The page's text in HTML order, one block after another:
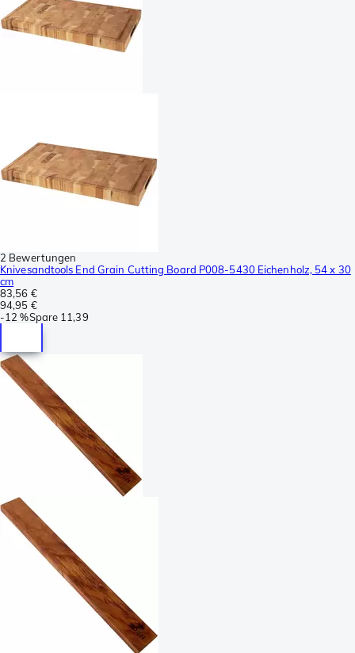
2 Bewertungen
Knivesandtools End Grain Cutting Board P008-5430 Eichenholz, 54 x 30
cm
83,56 €
94,95 €
-12 %Spare 11,39